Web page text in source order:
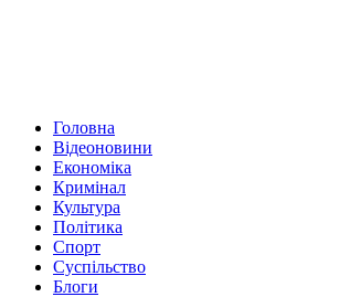
Головна
Відеоновини
Економіка
Кримінал
Культура
Політика
Спорт
Суспільство
Блоги